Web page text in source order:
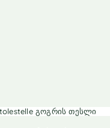
გოგრის თესლი